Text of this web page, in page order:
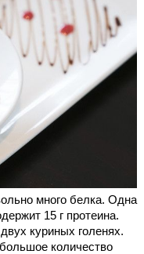
много белка. Одна
15 г протеина.
куриных голенях.
количество